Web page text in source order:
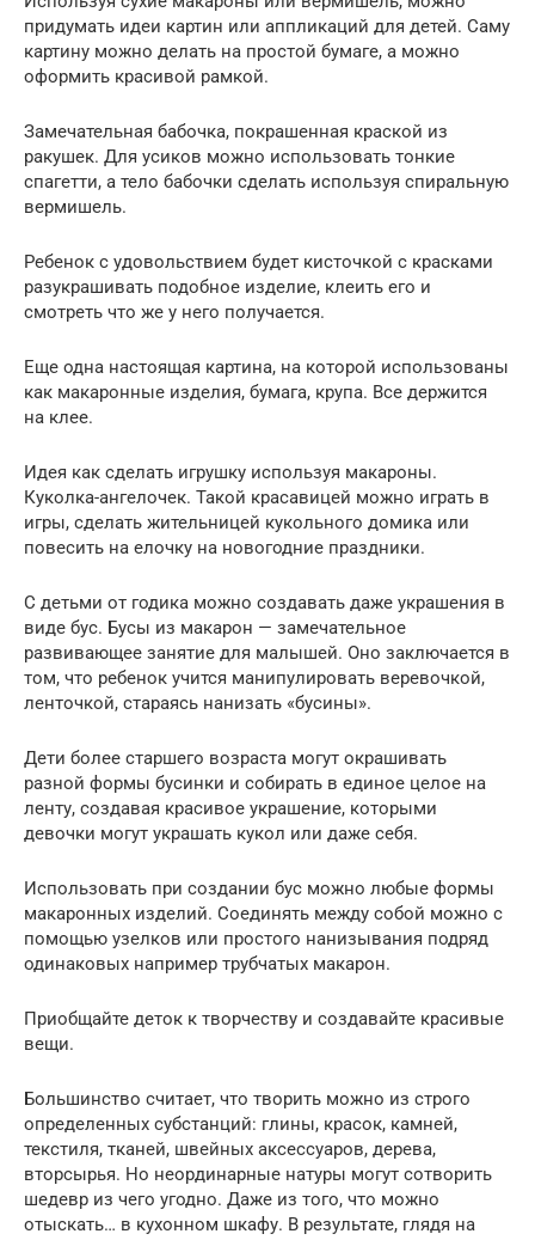
придумать идеи картин или аппликаций для детей. Саму
картину можно делать на простой бумаге, а можно
оформить красивой рамкой.
Замечательная бабочка, покрашенная краской из
ракушек. Для усиков можно использовать тонкие
спагетти, а тело бабочки сделать используя спиральную
вермишель.
Ребенок с удовольствием будет кисточкой с красками
разукрашивать подобное изделие, клеить его и
смотреть что же у него получается.
Еще одна настоящая картина, на которой использованы
как макаронные изделия, бумага, крупа. Все держится
на клее.
Идея как сделать игрушку используя макароны.
Куколка-ангелочек. Такой красавицей можно играть в
игры, сделать жительницей кукольного домика или
повесить на елочку на новогодние праздники.
С детьми от годика можно создавать даже украшения в
виде бус. Бусы из макарон — замечательное
развивающее занятие для малышей. Оно заключается в
том, что ребенок учится манипулировать веревочкой,
ленточкой, стараясь нанизать «бусины».
Дети более старшего возраста могут окрашивать
разной формы бусинки и собирать в единое целое на
ленту, создавая красивое украшение, которыми
девочки могут украшать кукол или даже себя.
Использовать при создании бус можно любые формы
макаронных изделий. Соединять между собой можно с
помощью узелков или простого нанизывания подряд
одинаковых например трубчатых макарон.
Приобщайте деток к творчеству и создавайте красивые
вещи.
Большинство считает, что творить можно из строго
определенных субстанций: глины, красок, камней,
текстиля, тканей, швейных аксессуаров, дерева,
вторсырья. Но неординарные натуры могут сотворить
шедевр из чего угодно. Даже из того, что можно
отыскать… в кухонном шкафу. В результате, глядя на